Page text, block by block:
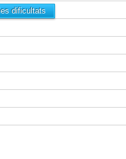
dificultats